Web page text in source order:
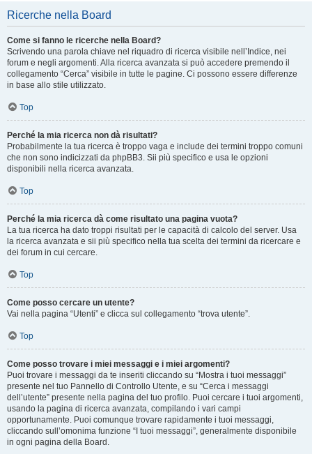
Ricerche nella Board
Come si fanno le ricerche nella Board?
Scrivendo una parola chiave nel riquadro di ricerca visibile nell’Indice, nei
forum e negli argomenti. Alla ricerca avanzata si può accedere premendo il
collegamento “Cerca” visibile in tutte le pagine. Ci possono essere differenze
in base allo stile utilizzato.
Top
Perché la mia ricerca non dà risultati?
Probabilmente la tua ricerca è troppo vaga e include dei termini troppo comuni
che non sono indicizzati da phpBB3. Sii più specifico e usa le opzioni
disponibili nella ricerca avanzata.
Top
Perché la mia ricerca dà come risultato una pagina vuota?
La tua ricerca ha dato troppi risultati per le capacità di calcolo del server. Usa
la ricerca avanzata e sii più specifico nella tua scelta dei termini da ricercare e
dei forum in cui cercare.
Top
Come posso cercare un utente?
Vai nella pagina “Utenti” e clicca sul collegamento “trova utente”.
Top
Come posso trovare i miei messaggi e i miei argomenti?
Puoi trovare i messaggi da te inseriti cliccando su “Mostra i tuoi messaggi”
presente nel tuo Pannello di Controllo Utente, e su “Cerca i messaggi
dell’utente” presente nella pagina del tuo profilo. Puoi cercare i tuoi argomenti,
usando la pagina di ricerca avanzata, compilando i vari campi
opportunamente. Puoi comunque trovare rapidamente i tuoi messaggi,
cliccando sull’omonima funzione “I tuoi messaggi”, generalmente disponibile
in ogni pagina della Board.